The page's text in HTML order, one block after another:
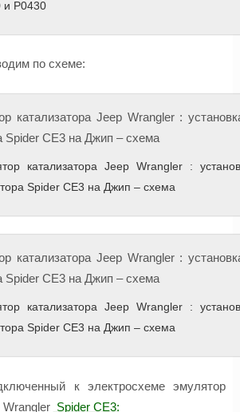
и P0430
по схеме:
катализатора Jeep Wrangler :
Spider CE3 на Джип – схема
катализатора Jeep Wrangler :
Spider CE3 на Джип – схема
к электросхеме эмулятор
Wrangler Spider CE3: